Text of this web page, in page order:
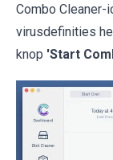
Combo Cleaner-
virusdefinities
knop 'Start